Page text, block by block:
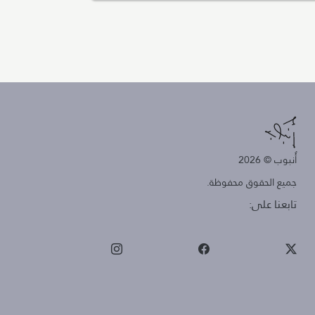
أُنبوب © 2026
جميع الحقوق محفوظة.
تابعنا على: